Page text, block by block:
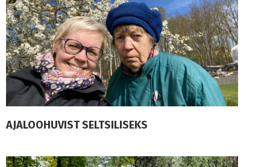
AJALOOHUVIST SELTSILISEKS